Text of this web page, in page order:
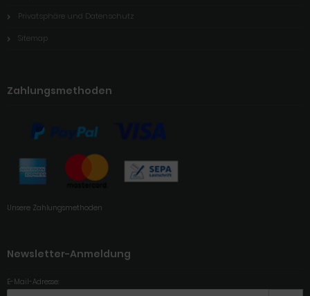
Privatsphäre und Datenschutz
Sitemap
Zahlungsmethoden
Unsere Zahlungsmethoden
Newsletter-Anmeldung
E-Mail-Adresse: